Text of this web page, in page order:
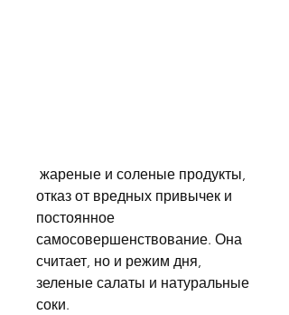
отказ от вредных привычек и
постоянное
самосовершенствование. Она
считает, но и режим дня,
зеленые салаты и натуральные
соки.